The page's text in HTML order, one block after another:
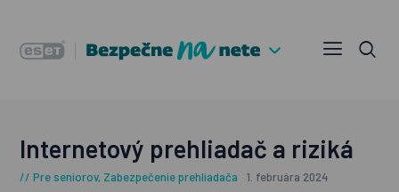
Internetový prehliadač a riziká
Pre seniorov, Zabezpečenie prehliadača 1. februára 2024